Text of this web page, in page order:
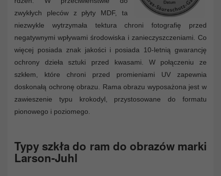
zwykłych pleców z płyty MDF, ta
niezwykle wytrzymała tektura chroni fotografię przed
negatywnymi wpływami środowiska i zanieczyszczeniami. Co
więcej posiada znak jakości i posiada 10-letnią gwarancję
ochrony dzieła sztuki przed kwasami. W połączeniu ze
szkłem, które chroni przed promieniami UV zapewnia
doskonałą ochronę obrazu. Rama obrazu wyposażona jest w
zawieszenie typu krokodyl, przystosowane do formatu
pionowego i poziomego.
Typy szkła do ram do obrazów marki
Larson-Juhl